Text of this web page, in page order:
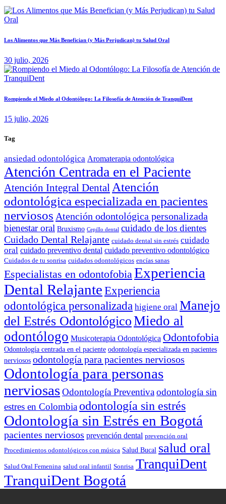
Los Alimentos que Más Benefician (y Más Perjudican) tu Salud Oral
30 julio, 2026
Rompiendo el Miedo al Odontólogo: La Filosofía de Atención de TranquiDent
15 julio, 2026
Tag
ansiedad odontológica Aromaterapia odontológica
Atención Centrada en el Paciente
Atención Integral Dental Atención
odontológica especializada en pacientes
nerviosos Atención odontológica personalizada
bienestar oral Bruxismo Cepillo dental cuidado de los dientes
Cuidado Dental Relajante cuidado dental sin estrés cuidado
oral cuidado preventivo dental cuidado preventivo odontológico
Cuidados de tu sonrisa cuidados odontológicos encías sanas
Especialistas en odontofobiaExperiencia
Dental RelajanteExperiencia
odontológica personalizada higiene oral Manejo
del Estrés OdontológicoMiedo al
odontólogo Musicoterapia Odontológica Odontofobia
Odontología centrada en el paciente odontología especializada en pacientes
nerviosos odontología para pacientes nerviosos
Odontología para personas
nerviosasOdontología Preventivaodontología sin
estres en Colombia odontología sin estrés
Odontología sin Estrés en Bogotá
pacientes nerviosos prevención dental prevención oral
Procedimientos odontológicos con música Salud Bucal salud oral
Salud Oral Femenina salud oral infantil Sonrisa TranquiDent
TranquiDent Bogotá